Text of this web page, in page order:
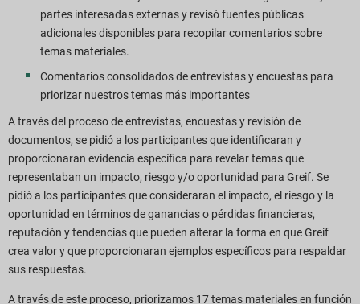
partes interesadas externas y revisó fuentes públicas
adicionales disponibles para recopilar comentarios sobre
temas materiales.
Comentarios consolidados de entrevistas y encuestas para
priorizar nuestros temas más importantes
A través del proceso de entrevistas, encuestas y revisión de
documentos, se pidió a los participantes que identificaran y
proporcionaran evidencia específica para revelar temas que
representaban un impacto, riesgo y/o oportunidad para Greif. Se
pidió a los participantes que consideraran el impacto, el riesgo y la
oportunidad en términos de ganancias o pérdidas financieras,
reputación y tendencias que pueden alterar la forma en que Greif
crea valor y que proporcionaran ejemplos específicos para respaldar
sus respuestas.
A través de este proceso, priorizamos 17 temas materiales en función